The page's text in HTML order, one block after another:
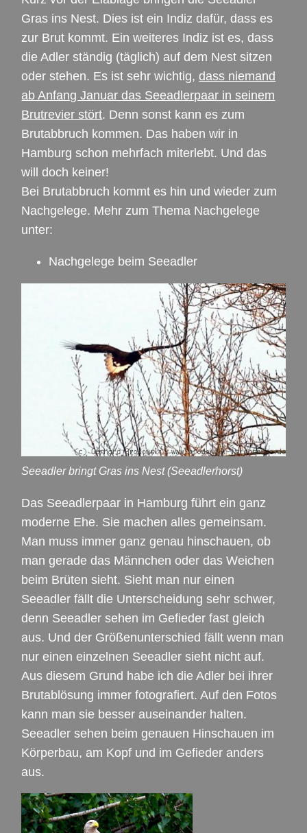
Gras ins Nest. Dies ist ein Indiz dafür, dass es
zur Brut kommt. Ein weiteres Indiz ist es, dass
die Adler ständig (täglich) auf dem Nest sitzen
oder stehen. Es ist sehr wichtig,dass niemand
ab Anfang Januar das Seeadlerpaar in seinem
Brutrevier stört. Denn sonst kann es zum
Brutabbruch kommen. Das haben wir in
Hamburg schon mehrfach miterlebt. Und das
will doch keiner!
Bei Brutabbruch kommt es hin und wieder zum
Nachgelege. Mehr zum Thema Nachgelege
unter:
Nachgelege beim Seeadler
Seeadler bringt Gras ins Nest (Seeadlerhorst)
Das Seeadlerpaar in Hamburg führt ein ganz
moderne Ehe. Sie machen alles gemeinsam.
Man muss immer ganz genau hinschauen, ob
man gerade das Männchen oder das Weichen
beim Brüten sieht. Sieht man nur einen
Seeadler fällt die Unterscheidung sehr schwer,
denn Seeadler sehen im Gefieder fast gleich
aus. Und der Größenunterschied fällt wenn man
nur einen einzelnen Seeadler sieht nicht auf.
Aus diesem Grund habe ich die Adler bei ihrer
Brutablösung immer fotografiert. Auf den Fotos
kann man sie besser auseinander halten.
Seeadler sehen beim genauen Hinschauen im
Körperbau, am Kopf und im Gefieder anders
aus.